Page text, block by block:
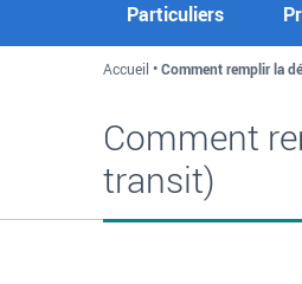
Particuliers
Accueil Comment remplir la
Comment
transit)